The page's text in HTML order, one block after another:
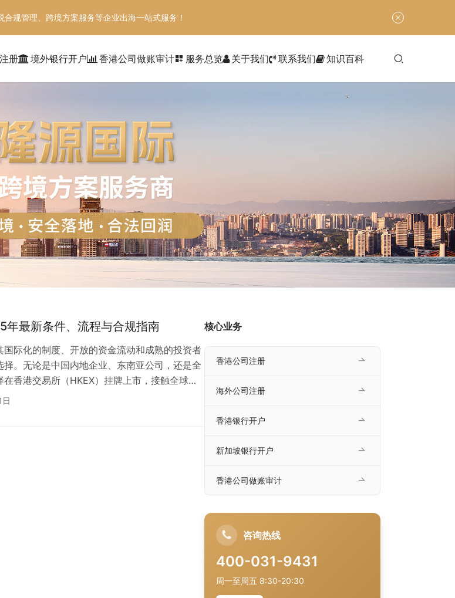
规管理、跨境方案服务等企业出海一站式服务！
册 境外银行开户 香港公司做账审计dashboard_customize 服务总览 关于我们 联系我们 知识百科
年最新条件、流程与合规指南
际化的制度、开放的资金流动和成熟的投资者
。无论是中国内地企业、东南亚公司，还是全
香港交易所（HKEX）挂牌上市，接触全球投
册公司”那么简单，它对财务业绩、公司治理、
核心业务
香港公司注册
海外公司注册
香港银行开户
新加坡银行开户
香港公司做账审计
咨询热线
400-031-9431
周一至周五 8:30-20:30